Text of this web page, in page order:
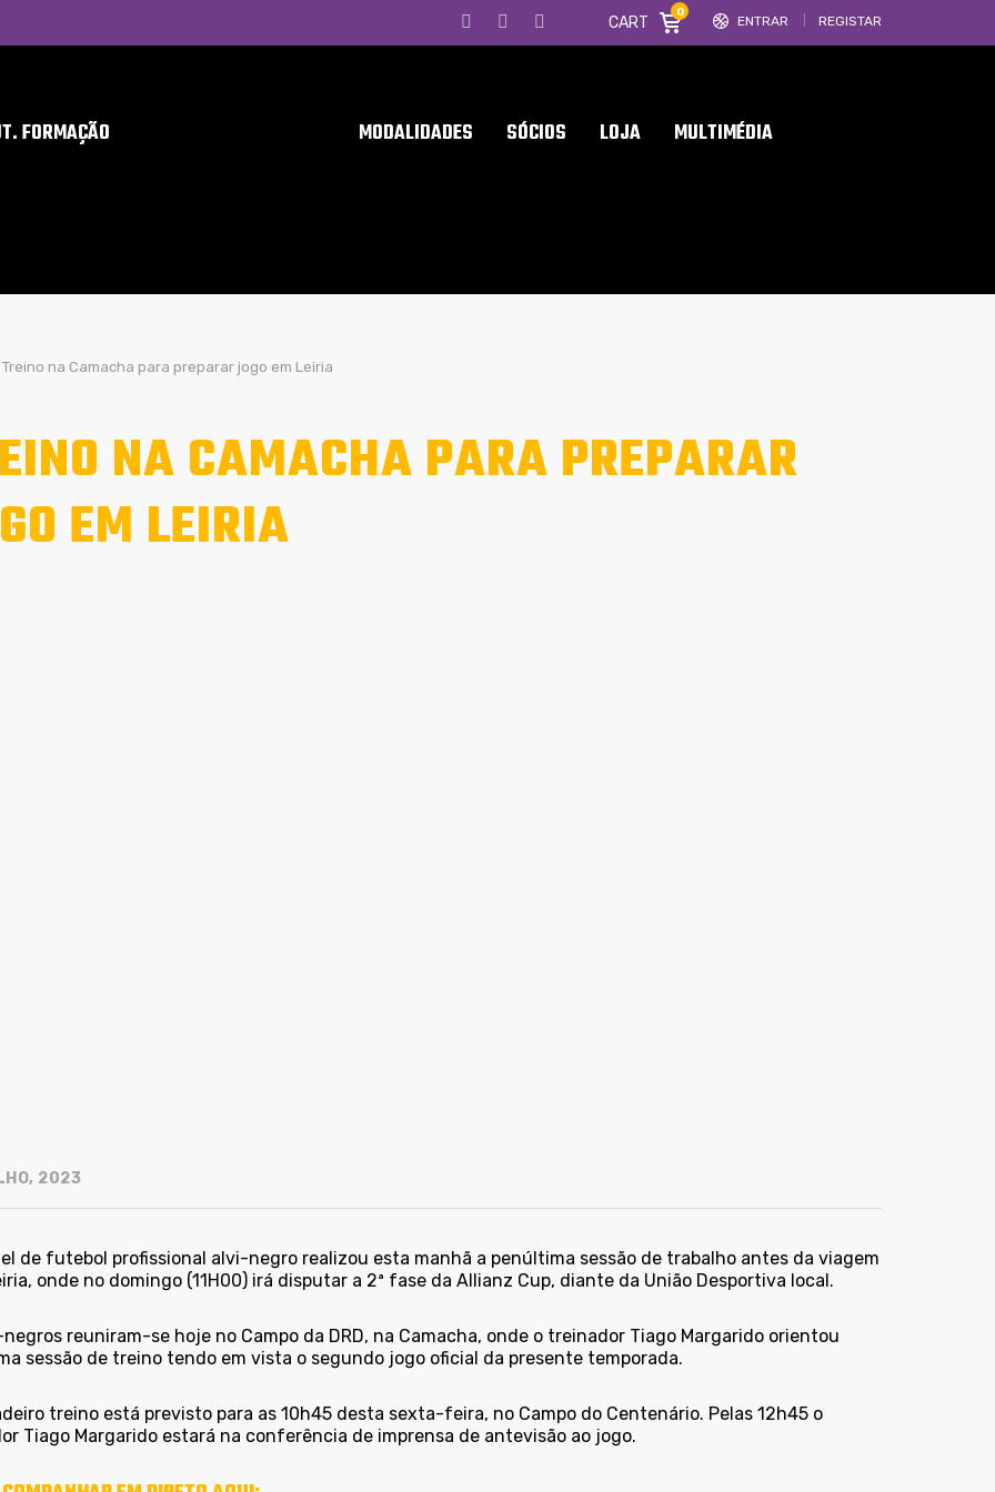
ENTRAR REGISTAR
CART
0
FORMAÇÃO MODALIDADES SÓCIOS LOJA MULTIMÉDIA
Treino na Camacha para preparar jogo em Leiria
NA CAMACHA PARA PREPARAR
EM LEIRIA
2023
de futebol profissional alvi-negro realizou esta manhã a penúltima sessão de trabalho antes da viagem
onde no domingo (11H00) irá disputar a 2ª fase da Allianz Cup, diante da União Desportiva local.
negros reuniram-se hoje no Campo da DRD, na Camacha, onde o treinador Tiago Margarido orientou
sessão de treino tendo em vista o segundo jogo oficial da presente temporada.
treino está previsto para as 10h45 desta sexta-feira, no Campo do Centenário. Pelas 12h45 o
Tiago Margarido estará na conferência de imprensa de antevisão ao jogo.